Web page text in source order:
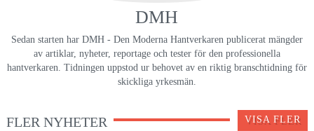
DMH
Sedan starten har DMH - Den Moderna Hantverkaren publicerat mängder
av artiklar, nyheter, reportage och tester för den professionella
hantverkaren. Tidningen uppstod ur behovet av en riktig branschtidning för
skickliga yrkesmän.
FLER NYHETER VISA FLER